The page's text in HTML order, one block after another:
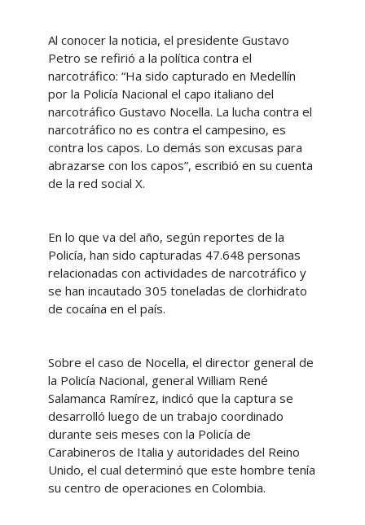
Al conocer la noticia, el presidente Gustavo
Petro se refirió a la política contra el
narcotráfico: “Ha sido capturado en Medellín
por la Policía Nacional el capo italiano del
narcotráfico Gustavo Nocella. La lucha contra el
narcotráfico no es contra el campesino, es
contra los capos. Lo demás son excusas para
abrazarse con los capos”, escribió en su cuenta
de la red social X.
En lo que va del año, según reportes de la
Policía, han sido capturadas 47.648 personas
relacionadas con actividades de narcotráfico y
se han incautado 305 toneladas de clorhidrato
de cocaína en el país.
Sobre el caso de Nocella, el director general de
la Policía Nacional, general William René
Salamanca Ramírez, indicó que la captura se
desarrolló luego de un trabajo coordinado
durante seis meses con la Policía de
Carabineros de Italia y autoridades del Reino
Unido, el cual determinó que este hombre tenía
su centro de operaciones en Colombia.